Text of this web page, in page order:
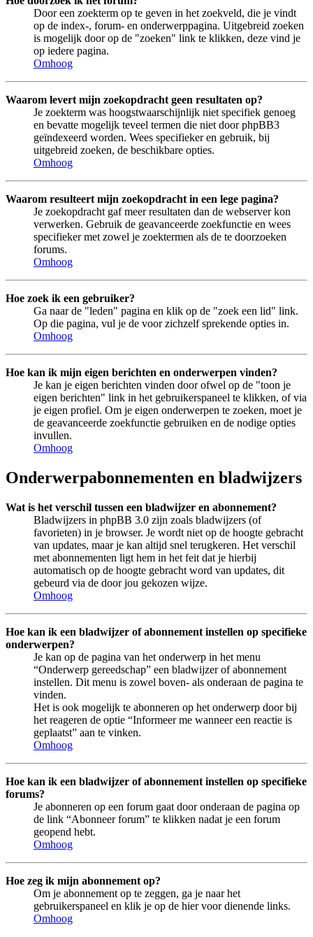
Door een zoekterm op te geven in het zoekveld, die je vindt
op de index-, forum- en onderwerppagina. Uitgebreid zoeken
is mogelijk door op de "zoeken" link te klikken, deze vind je
op iedere pagina.
Omhoog
Waarom levert mijn zoekopdracht geen resultaten op?
Je zoekterm was hoogstwaarschijnlijk niet specifiek genoeg
en bevatte mogelijk teveel termen die niet door phpBB3
geïndexeerd worden. Wees specifieker en gebruik, bij
uitgebreid zoeken, de beschikbare opties.
Omhoog
Waarom resulteert mijn zoekopdracht in een lege pagina?
Je zoekopdracht gaf meer resultaten dan de webserver kon
verwerken. Gebruik de geavanceerde zoekfunctie en wees
specifieker met zowel je zoektermen als de te doorzoeken
forums.
Omhoog
Hoe zoek ik een gebruiker?
Ga naar de "leden" pagina en klik op de "zoek een lid" link.
Op die pagina, vul je de voor zichzelf sprekende opties in.
Omhoog
Hoe kan ik mijn eigen berichten en onderwerpen vinden?
Je kan je eigen berichten vinden door ofwel op de "toon je
eigen berichten" link in het gebruikerspaneel te klikken, of via
je eigen profiel. Om je eigen onderwerpen te zoeken, moet je
de geavanceerde zoekfunctie gebruiken en de nodige opties
invullen.
Omhoog
Onderwerpabonnementen en bladwijzers
Wat is het verschil tussen een bladwijzer en abonnement?
Bladwijzers in phpBB 3.0 zijn zoals bladwijzers (of
favorieten) in je browser. Je wordt niet op de hoogte gebracht
van updates, maar je kan altijd snel terugkeren. Het verschil
met abonnementen ligt hem in het feit dat je hierbij
automatisch op de hoogte gebracht word van updates, dit
gebeurd via de door jou gekozen wijze.
Omhoog
Hoe kan ik een bladwijzer of abonnement instellen op specifieke
onderwerpen?
Je kan op de pagina van het onderwerp in het menu
“Onderwerp gereedschap” een bladwijzer of abonnement
instellen. Dit menu is zowel boven- als onderaan de pagina te
vinden.
Het is ook mogelijk te abonneren op het onderwerp door bij
het reageren de optie “Informeer me wanneer een reactie is
geplaatst” aan te vinken.
Omhoog
Hoe kan ik een bladwijzer of abonnement instellen op specifieke
forums?
Je abonneren op een forum gaat door onderaan de pagina op
de link “Abonneer forum” te klikken nadat je een forum
geopend hebt.
Omhoog
Hoe zeg ik mijn abonnement op?
Om je abonnement op te zeggen, ga je naar het
gebruikerspaneel en klik je op de hier voor dienende links.
Omhoog